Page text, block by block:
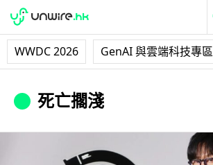
WWDC 2026 GenAI 與雲端科技專區
死亡擱淺